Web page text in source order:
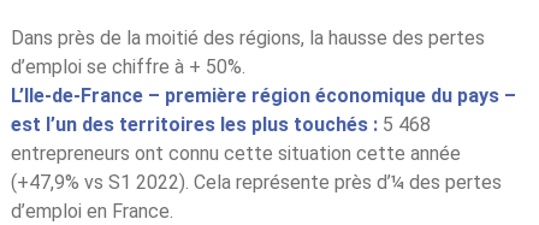
Dans près de la moitié des régions, la hausse des pertes
d’emploi se chiffre à + 50%.
L’Ile-de-France – première région économique du pays –
est l’un des territoires les plus touchés : 5 468
entrepreneurs ont connu cette situation cette année
(+47,9% vs S1 2022). Cela représente près d’¼ des pertes
d’emploi en France.